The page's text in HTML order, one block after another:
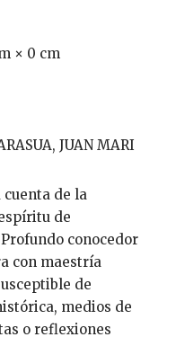
× 0 cm
JUAN MARI
de
conocedor
con maestría
de
medios de
o reflexiones